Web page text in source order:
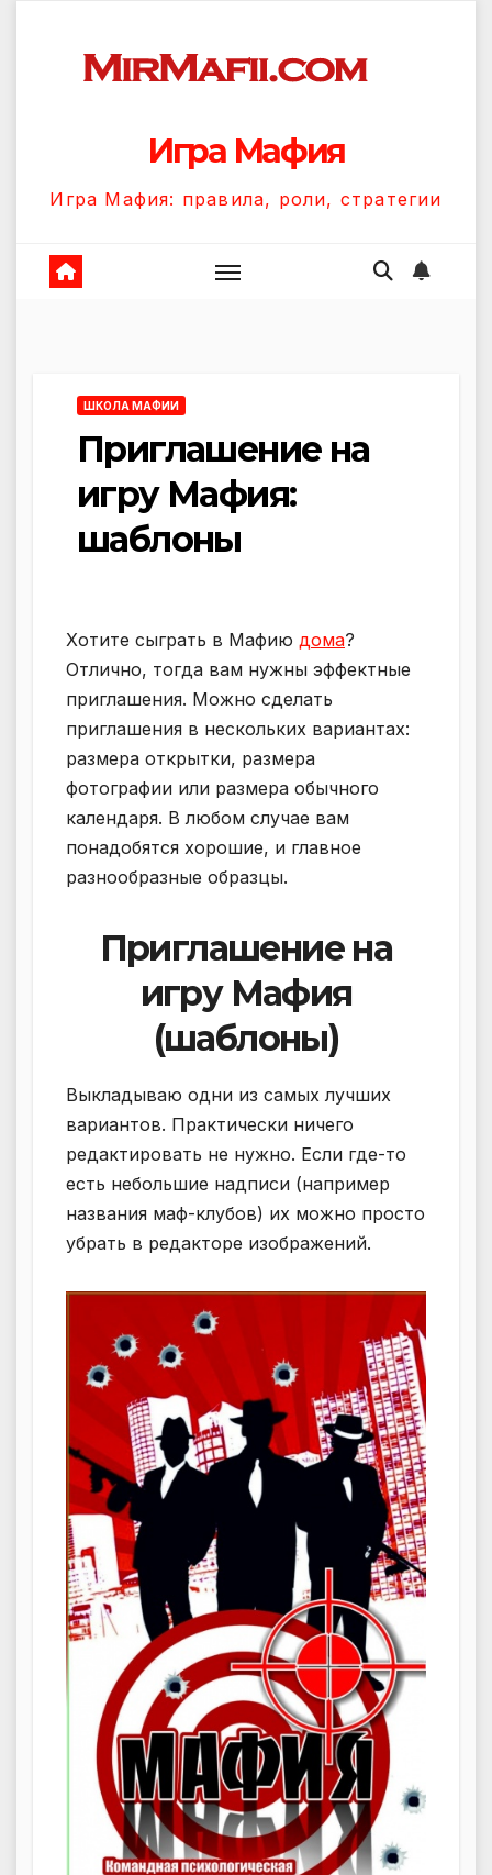
содержанию
Игра Мафия
Игра Мафия: правила, роли, стратегии
ШКОЛА МАФИИ
Приглашение на
игру Мафия:
шаблоны
Хотите сыграть в Мафию дома?
Отлично, тогда вам нужны эффектные
приглашения. Можно сделать
приглашения в нескольких вариантах:
размера открытки, размера
фотографии или размера обычного
календаря. В любом случае вам
понадобятся хорошие, и главное
разнообразные образцы.
Приглашение на
игру Мафия
(шаблоны)
Выкладываю одни из самых лучших
вариантов. Практически ничего
редактировать не нужно. Если где-то
есть небольшие надписи (например
названия маф-клубов) их можно просто
убрать в редакторе изображений.